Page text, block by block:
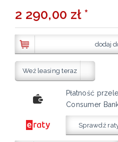
2 290,00 zł *
dodaj
Weź leasing teraz
Płatność
Consumer
Sprawdź